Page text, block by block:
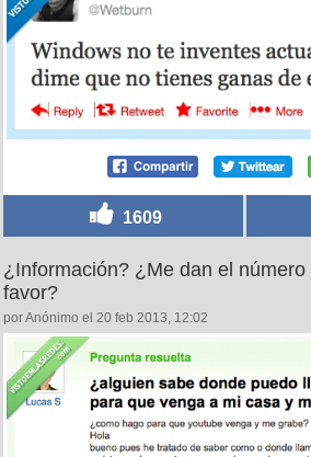
1609
¿Información? ¿Me dan el
favor?
por Anónimo el 20 feb 2013, 12:02